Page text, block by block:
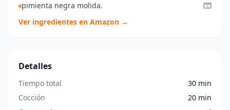
pimienta negra molida.
Ver ingredientes en Amazon →
Detalles
Tiempo total
30 min
Cocción
20 min